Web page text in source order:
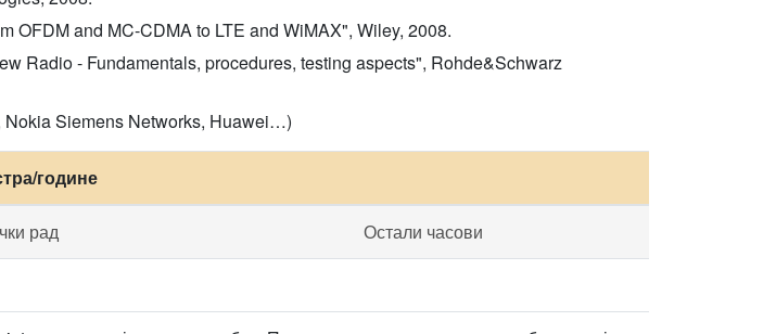
OFDM and MC-CDMA to LTE and WiMAX", Wiley, 2008.
Radio - Fundamentals, procedures, testing aspects", Rohde&Schwarz
Nokia Siemens Networks, Huawei…)
године
рад Остали часови